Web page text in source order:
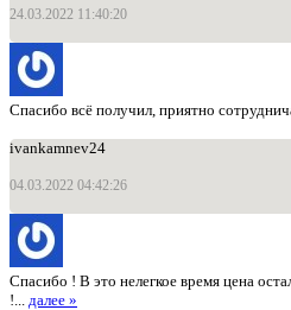
24.03.2022 11:40:20
Спасибо всё получил, приятно
ivankamnev24
04.03.2022 04:42:26
Спасибо ! В это нелегкое время цена
!... далее »